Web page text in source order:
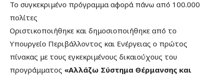
Το συγκεκριμένο πρόγραμμα αφορά πάνω από 100.000
πολίτες
Οριστικοποιήθηκε και δημοσιοποιήθηκε από το
Υπουργείο Περιβάλλοντος και Ενέργειας ο πρώτος
πίνακας με τους εγκεκριμένους δικαιούχους του
προγράμματος «Αλλάζω Σύστημα Θέρμανσης και